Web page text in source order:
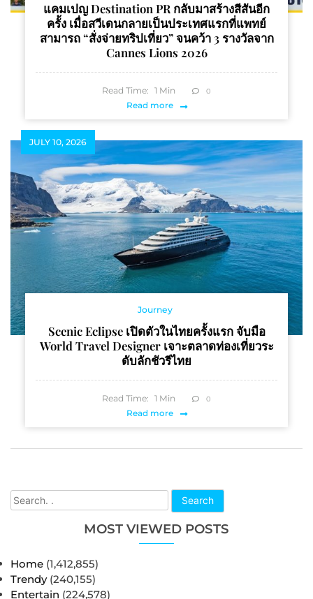
Search
MOST VIEWED POSTS
Home (1,412,855)
Trendy (240,155)
Entertain (224,578)
แคมเปญ Destination PR กลับมาสร้างสีสันอีก
ครั้ง เมื่อสวีเดนกลายเป็นประเทศแรกที่แพทย์
สามารถ “สั่งจ่ายทริปเที่ยว” จนคว้า 3 รางวัลจาก
Cannes Lions 2026
Read Time: 1 Min 0
Read more
JULY 10, 2026
Journey
Scenic Eclipse เปิดตัวในไทยครั้งแรก จับมือ
World Travel Designer เจาะตลาดท่องเที่ยวระ
ดับลักชัวรีไทย
Read Time: 1 Min 0
Read more